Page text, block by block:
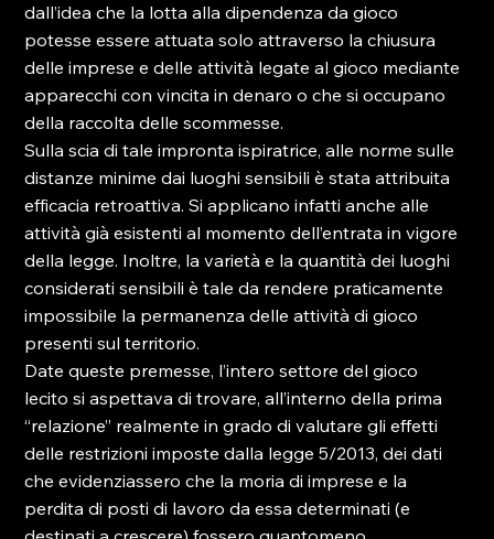
dall’idea che la lotta alla dipendenza da gioco
potesse essere attuata solo attraverso la chiusura
delle imprese e delle attività legate al gioco mediante
apparecchi con vincita in denaro o che si occupano
della raccolta delle scommesse.
Sulla scia di tale impronta ispiratrice, alle norme sulle
distanze minime dai luoghi sensibili è stata attribuita
efficacia retroattiva. Si applicano infatti anche alle
attività già esistenti al momento dell’entrata in vigore
della legge. Inoltre, la varietà e la quantità dei luoghi
considerati sensibili è tale da rendere praticamente
impossibile la permanenza delle attività di gioco
presenti sul territorio.
Date queste premesse, l’intero settore del gioco
lecito si aspettava di trovare, all’interno della prima
“relazione” realmente in grado di valutare gli effetti
delle restrizioni imposte dalla legge 5/2013, dei dati
che evidenziassero che la moria di imprese e la
perdita di posti di lavoro da essa determinati (e